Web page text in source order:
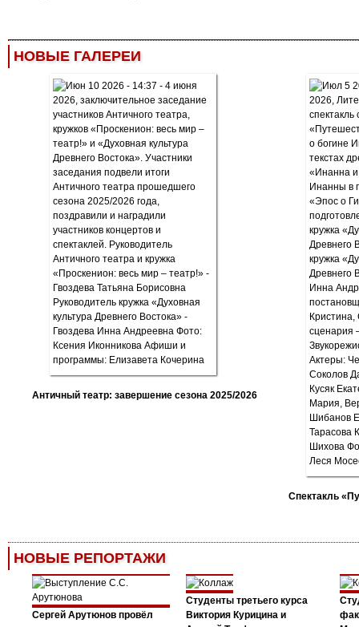
НОВЫЕ ГАЛЕРЕИ
Античный театр: завершение сезона 2025/2026
Спектакль
НОВЫЕ РЕПОРТАЖИ
Сергей Арутюнов провёл
Студенты третьего курса
Виктория Курицина и